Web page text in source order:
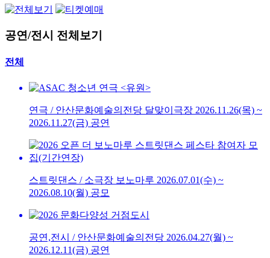
공연/전시 전체보기
전체
연극 / 안산문화예술의전당 달맞이극장 2026.11.26(목) ~
2026.11.27(금) 공연
스트릿댄스 / 소극장 보노마루 2026.07.01(수) ~
2026.08.10(월) 공모
공연,전시 / 안산문화예술의전당 2026.04.27(월) ~
2026.12.11(금) 공연